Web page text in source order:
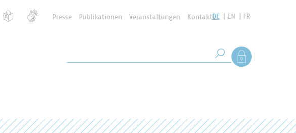
Presse Publikationen Veranstaltungen KontaktDE EN FR
Suche starten
Als Mitglied